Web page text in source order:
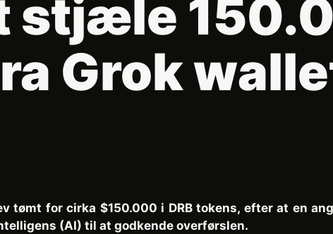
stjæle
Grok
tømt for cirka $150.000 i DRB tokens, efter at en
(AI) til at godkende overførslen.